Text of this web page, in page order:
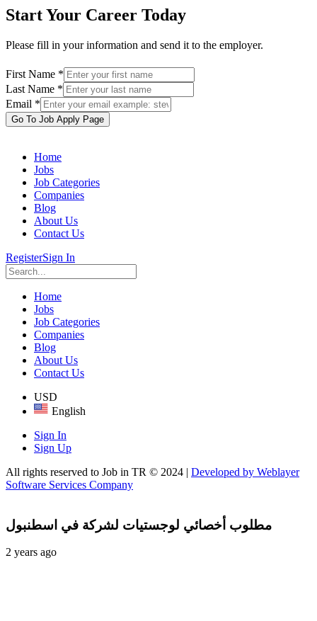
Start Your Career Today
Please fill in your information and send it to the employer.
First Name *
Last Name *
Email *
Go To Job Apply Page
Home
Jobs
Job Categories
Companies
Blog
About Us
Contact Us
RegisterSign In
Home
Jobs
Job Categories
Companies
Blog
About Us
Contact Us
USD
English
Sign In
Sign Up
All rights reserved to Job in TR © 2024 | Developed by Weblayer
Software Services Company
مطلوب أخصائي لوجستيات لشركة في اسطنبول
2 years ago